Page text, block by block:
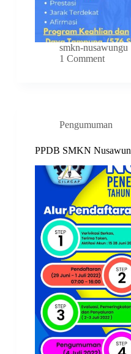
smkn-nusawungu
1 Comment
Pengumuman
PPDB SMKN